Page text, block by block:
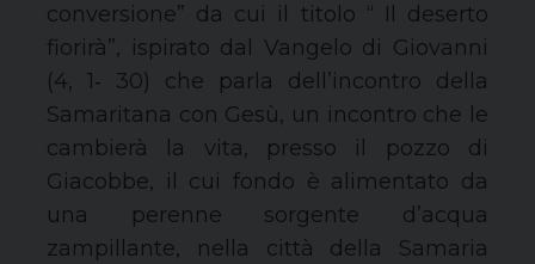
conversione” da cui il titolo “ Il deserto
fiorirà”, ispirato dal Vangelo di Giovanni
(4, 1‐ 30) che parla dell’incontro della
Samaritana con Gesù, un incontro che le
cambierà la vita, presso il pozzo di
Giacobbe, il cui fondo è alimentato da
una perenne sorgente d’acqua
zampillante, nella città della Samaria